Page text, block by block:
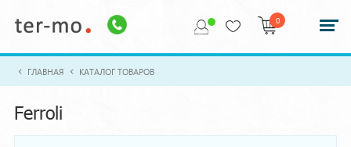
0
ГЛАВНАЯ КАТАЛОГ ТОВАРОВ
Ferroli